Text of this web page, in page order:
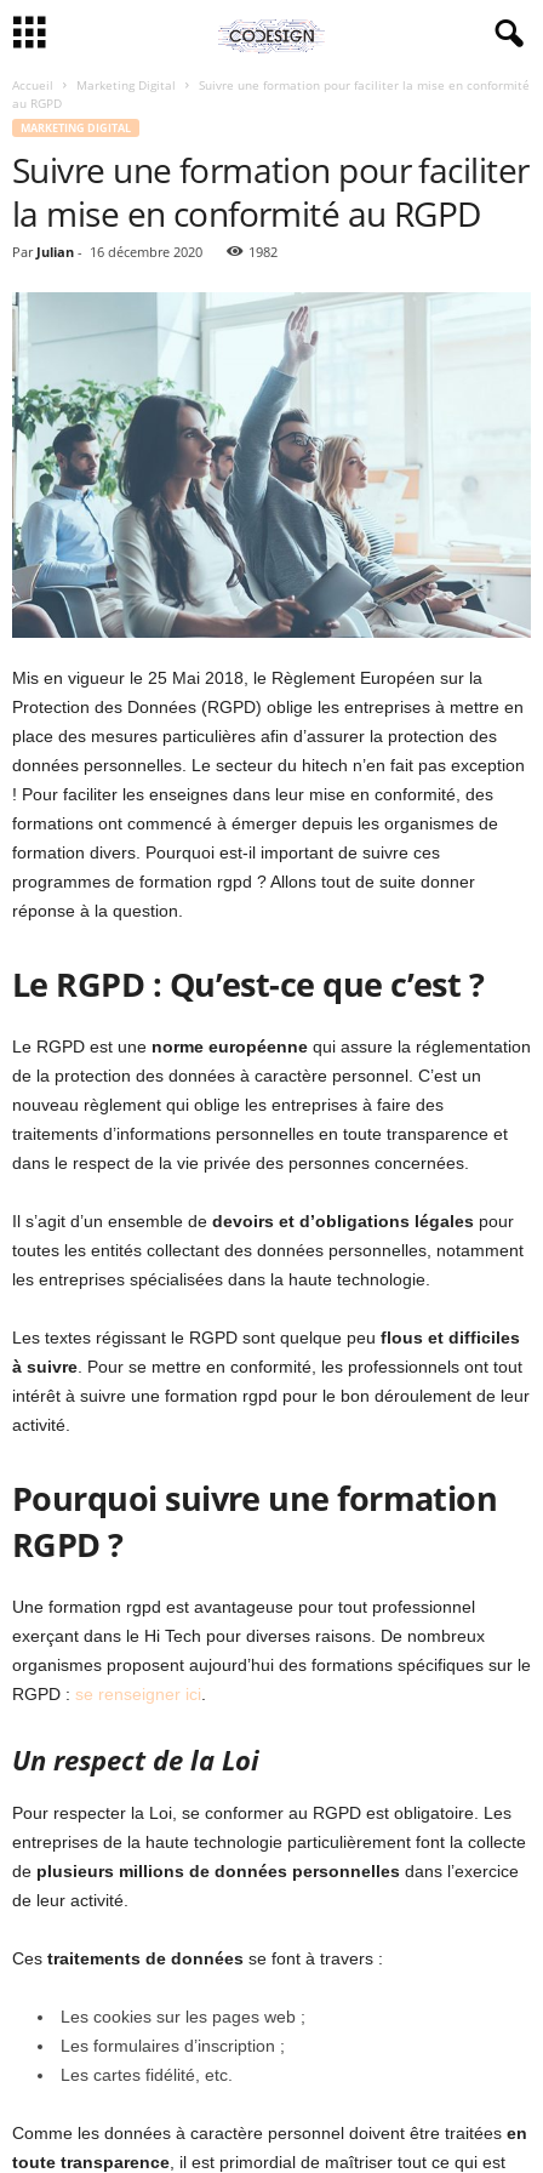
Accueil Marketing Digital
Suivre une formation pour faciliter la mise en conformité
au RGPD
MARKETING DIGITAL
Suivre une formation pour faciliter
la mise en conformité au RGPD
Par Julian - 16 décembre 2020 1982
Mis en vigueur le 25 Mai 2018, le Règlement Européen sur la
Protection des Données (RGPD) oblige les entreprises à mettre en
place des mesures particulières afin d’assurer la protection des
données personnelles. Le secteur du hitech n’en fait pas exception
! Pour faciliter les enseignes dans leur mise en conformité, des
formations ont commencé à émerger depuis les organismes de
formation divers. Pourquoi est-il important de suivre ces
programmes de formation rgpd ? Allons tout de suite donner
réponse à la question.
Le RGPD : Qu’est-ce que c’est ?
Le RGPD est une norme européenne qui assure la réglementation
de la protection des données à caractère personnel. C’est un
nouveau règlement qui oblige les entreprises à faire des
traitements d’informations personnelles en toute transparence et
dans le respect de la vie privée des personnes concernées.
Il s’agit d’un ensemble de devoirs et d’obligations légales pour
toutes les entités collectant des données personnelles, notamment
les entreprises spécialisées dans la haute technologie.
Les textes régissant le RGPD sont quelque peu flous et difficiles
à suivre. Pour se mettre en conformité, les professionnels ont tout
intérêt à suivre une formation rgpd pour le bon déroulement de leur
activité.
Pourquoi suivre une formation
RGPD ?
Une formation rgpd est avantageuse pour tout professionnel
exerçant dans le Hi Tech pour diverses raisons. De nombreux
organismes proposent aujourd’hui des formations spécifiques sur le
RGPD : se renseigner ici.
Un respect de la Loi
Pour respecter la Loi, se conformer au RGPD est obligatoire. Les
entreprises de la haute technologie particulièrement font la collecte
de plusieurs millions de données personnelles dans l’exercice
de leur activité.
Ces traitements de données se font à travers :
Les cookies sur les pages web ;
Les formulaires d’inscription ;
Les cartes fidélité, etc.
Comme les données à caractère personnel doivent être traitées en
toute transparence, il est primordial de maîtriser tout ce qui est